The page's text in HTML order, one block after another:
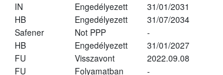
IN Engedélyezett
31/01/2031
HB Engedélyezett
31/07/2034
Safener Not PPP
-
HB Engedélyezett
31/01/2027
FU Visszavont
2022.09.08
FU Folyamatban
-